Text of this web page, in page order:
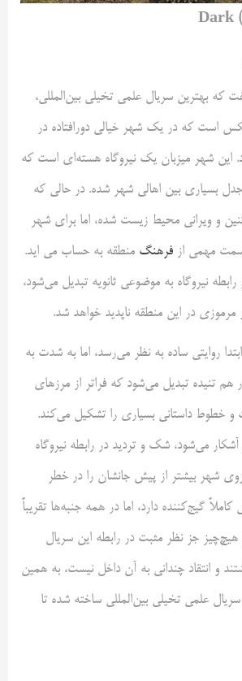
که بهترین سریال علمی‌ تخیلی بین‌المللی،
است که در یک شهر خیالی دورافتاده در
این شهر میزبان یک نیروگاه هسته‌ای است که
بسیاری بین اهالی شهر شده. در حالی که
و ویرانی محیط زیست شده، اما برای شهر
مهمی از فرهنگ منطقه به حساب می اید.
رابطه نیروگاه به موضوعی ثانویه تبدیل می‌شود،
در این منطقه ناپدید خواهد شد.
ابتدا روایتی ساده به نظر می‌رسد، اما به شدت به
تنیده تبدیل می‌شود که فراتر از مرزهای
خطوط داستانی بسیاری را تشکیل می‌کند.
می‌شود، شک و تردید در رابطه نیروگاه
شهر بیشتر از پیش جانشان را در خطر
کاملاً گیج‌کننده دارد، اما در همه جنبه‌ها تقریباً
جز نظر مثبت در رابطه این سریال
و انتقاد چندانی به آن داخل نیست، به همین
علمی‌ تخیلی بین‌المللی ساخته شده تا